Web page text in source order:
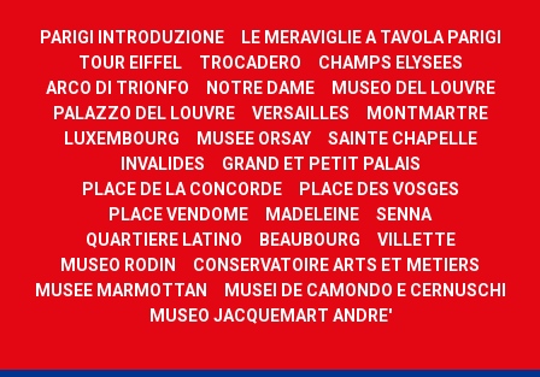
PARIGI INTRODUZIONE
LE MERAVIGLIE A TAVOLA PARIGI
TOUR EIFFEL
TROCADERO
CHAMPS ELYSEES
ARCO DI TRIONFO
NOTRE DAME
MUSEO DEL LOUVRE
PALAZZO DEL LOUVRE
VERSAILLES
MONTMARTRE
LUXEMBOURG
MUSEE ORSAY
SAINTE CHAPELLE
INVALIDES
GRAND ET PETIT PALAIS
PLACE DE LA CONCORDE
PLACE DES VOSGES
PLACE VENDOME
MADELEINE
SENNA
QUARTIERE LATINO
BEAUBOURG
VILLETTE
MUSEO RODIN
CONSERVATOIRE ARTS ET METIERS
MUSEE MARMOTTAN
MUSEI DE CAMONDO E CERNUSCHI
MUSEO JACQUEMART ANDRE'